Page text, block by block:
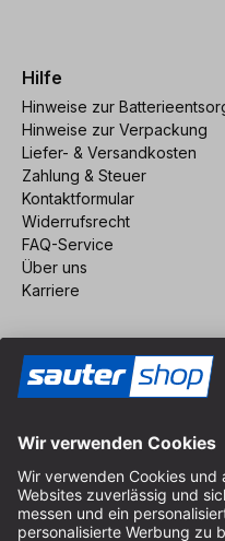
Hilfe
Hinweise zur
Hinweise zur Verpackung
Liefer- & Versandkosten
Zahlung & Steuer
Kontaktformular
Widerrufsrecht
FAQ-Service
Über uns
Karriere
Impressum
AGB